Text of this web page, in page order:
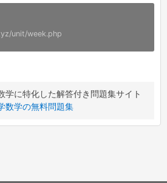
unit/week.php
学に特化した解答付き問題集サイト
数学の無料問題集